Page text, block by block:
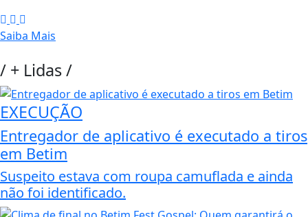
Saiba Mais
/ + Lidas/
EXECUÇÃO
Entregador de aplicativo é executado a tiros
em Betim
Suspeito estava com roupa camuflada e ainda
não foi identificado.